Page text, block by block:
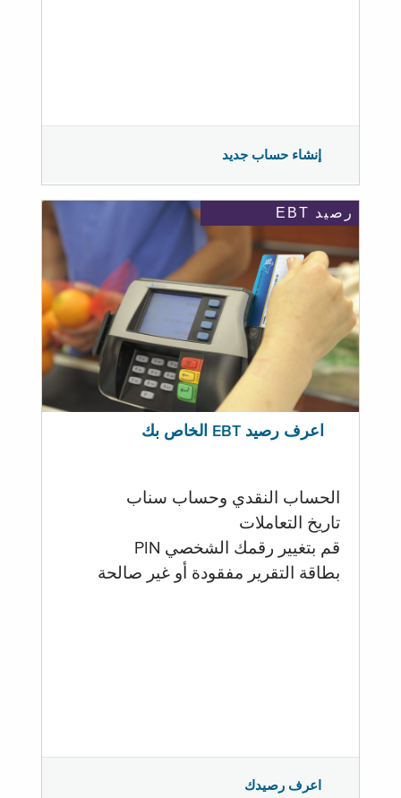
إنشاء حساب جديد
رصيد EBT
اعرف رصيد EBT الخاص بك
الحساب النقدي وحساب سناب
تاريخ التعاملات
قم بتغيير رقمك الشخصي PIN
بطاقة التقرير مفقودة أو غير صالحة
اعرف رصيدك